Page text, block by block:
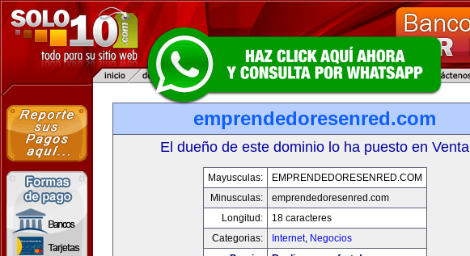
emprendedoresenred.com
El dueño de este dominio lo ha puesto en Venta
Mayusculas:
EMPRENDEDORESENRED.COM
Minusculas:
emprendedoresenred.com
Longitud:
18 caracteres
Categorias:
Internet, Negocios